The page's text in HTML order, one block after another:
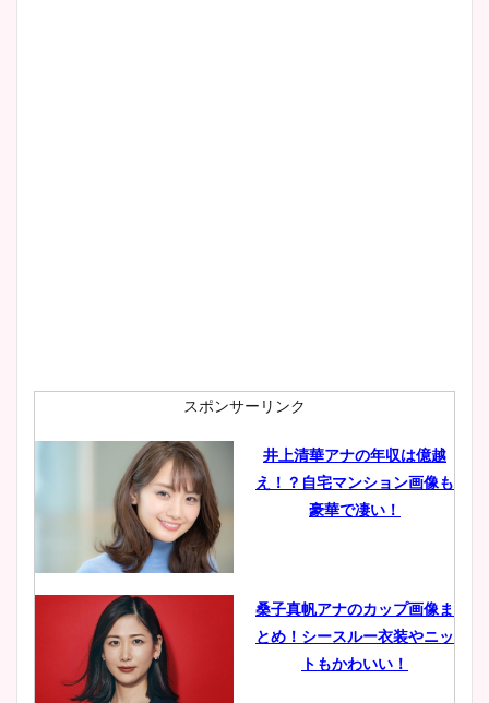
肉も凄い！
鈴木唯の太ってた時の体重が
ヤバすぎww原因や痩せたダ
豊島実季アナのカップ画像ま
とめ！美脚や水着姿に年齢も
スポンサーリンク
井上清華アナの年収は億越
え！？自宅マンション画像も
豪華で凄い！
桑子真帆アナのカップ画像ま
とめ！シースルー衣装やニッ
トもかわいい！